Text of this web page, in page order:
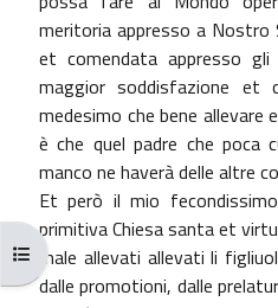
Открыть оглавление курса
meritoria appresso a Nostro
et comendata appresso
maggior soddisfazione et
medesimo che bene
è che quel padre che poca
manco ne haverà delle altre
Et però il mio
primitiva Chiesa santa et
male allevati allevati li
dalle promotioni, dalle